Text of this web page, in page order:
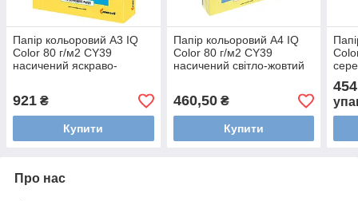
Папір кольоровий А3 IQ
Color 80 г/м2 CY39
насичений яскраво-
921 ₴
Купити
Папір кольоровий А4 IQ
Color 80 г/м2 CY39
насичений світло-жовтий
460,50₴
Купити
Про нас